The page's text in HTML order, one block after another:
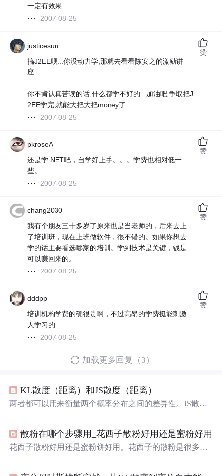
一定有效果
2007-08-25
justicesun
搞J2EE呗...你没动力学,那就去看看陈安之的激励讲
座...
你不肯认真苦读的话,什么都学不好的...加油吧,争取把J
2EE学完,就能大把大把money了
2007-08-25
赞
pkroseA
还是学.NET吧，自学好上手。。。学费也相对低一
些。
2007-08-25
赞
chang2030
我有个朋友三十多岁了原来也是当老师的，后来去上
了培训班，现在上班做软件，很不错的。如果你想去
学的话主要看选哪家的培训。学到技术是关键，钱是
可以赚回来的。
2007-08-25
赞
dddpp
培训机构学费的确很贵啊，不过高昂的学费挺能刺激
人学习的
2007-08-25
赞
加载更多回复（3）
KL散度（距离）和JS散度（距离）
两者都可以用来衡量两个概率分布之间的差异性。JS散度
理解成相似性），二者越相似，KL散度越小。 KL散度的
性质： ●非负性。即KL散度大于等于零。 ●非对称性。即
散粉在哪个步骤用_花西子散粉好用还是蜜粉好用
花西子散粉好用还是蜜粉饼好用。花西子的散粉是很多的